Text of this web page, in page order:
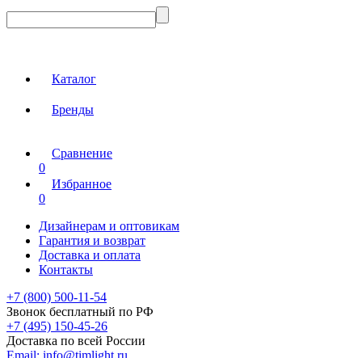
Каталог
Бренды
Сравнение
0
Избранное
0
Дизайнерам и оптовикам
Гарантия и возврат
Доставка и оплата
Контакты
+7 (800) 500-11-54
Звонок бесплатный по РФ
+7 (495) 150-45-26
Доставка по всей России
Email: info@timlight.ru